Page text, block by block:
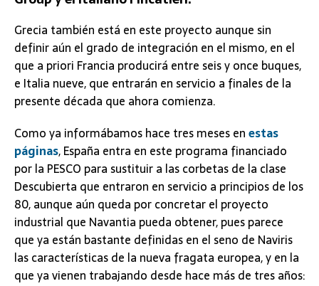
Grecia también está en este proyecto aunque sin
definir aún el grado de integración en el mismo, en el
que a priori Francia producirá entre seis y once buques,
e Italia nueve, que entrarán en servicio a finales de la
presente década que ahora comienza.
Como ya informábamos hace tres meses enestas
páginas, España entra en este programa financiado
por la PESCO para sustituir a las corbetas de la clase
Descubierta que entraron en servicio a principios de los
80, aunque aún queda por concretar el proyecto
industrial que Navantia pueda obtener, pues parece
que ya están bastante definidas en el seno de Naviris
las características de la nueva fragata europea, y en la
que ya vienen trabajando desde hace más de tres años: